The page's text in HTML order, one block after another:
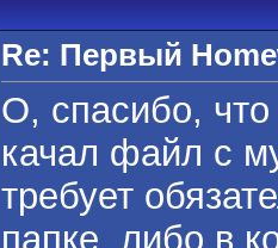
Re: Первый
О, спасибо,
качал файл с
требует
папке, либо в